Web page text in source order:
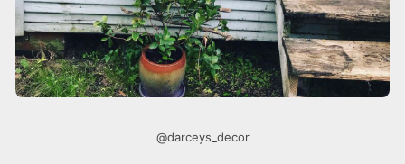
@darceys_decor